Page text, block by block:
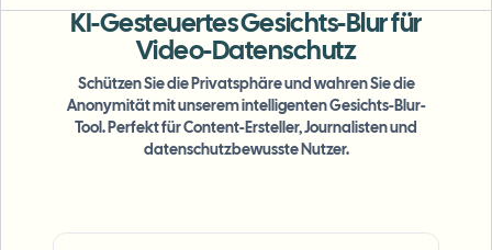
KI-Gesteuertes Gesichts-Blurfür
Video-Datenschutz
Schützen Sie die Privatsphäre und wahren Sie die
Anonymität mit unserem intelligenten Gesichts-Blur-
Tool. Perfekt für Content-Ersteller, Journalisten und
datenschutzbewusste Nutzer.